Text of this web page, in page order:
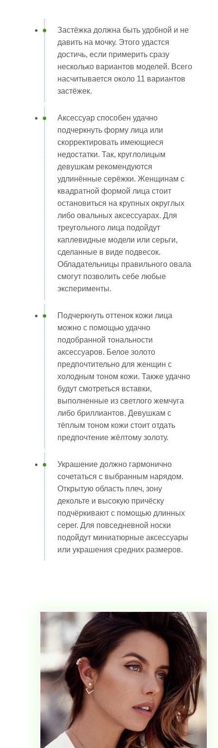
Застёжка должна быть удобной и не
давить на мочку. Этого удастся
достичь, если примерить сразу
несколько вариантов моделей. Всего
насчитывается около 11 вариантов
застёжек.
Аксессуар способен удачно
подчеркнуть форму лица или
скорректировать имеющиеся
недостатки. Так, круглолицым
девушкам рекомендуются
удлинённые серёжки. Женщинам с
квадратной формой лица стоит
остановиться на крупных округлых
либо овальных аксессуарах. Для
треугольного лица подойдут
каплевидные модели или серьги,
сделанные в виде подвесок.
Обладательницы правильного овала
смогут позволить себе любые
эксперименты.
Подчеркнуть оттенок кожи лица
можно с помощью удачно
подобранной тональности
аксессуаров. Белое золото
предпочтительно для женщин с
холодным тоном кожи. Также удачно
будут смотреться вставки,
выполненные из светлого жемчуга
либо бриллиантов. Девушкам с
тёплым тоном кожи стоит отдать
предпочтение жёлтому золоту.
Украшение должно гармонично
сочетаться с выбранным нарядом.
Открытую область плеч, зону
декольте и высокую причёску
подчёркивают с помощью длинных
серег. Для повседневной носки
подойдут миниатюрные аксессуары
или украшения средних размеров.